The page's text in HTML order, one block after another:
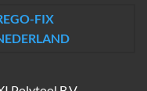
FIX